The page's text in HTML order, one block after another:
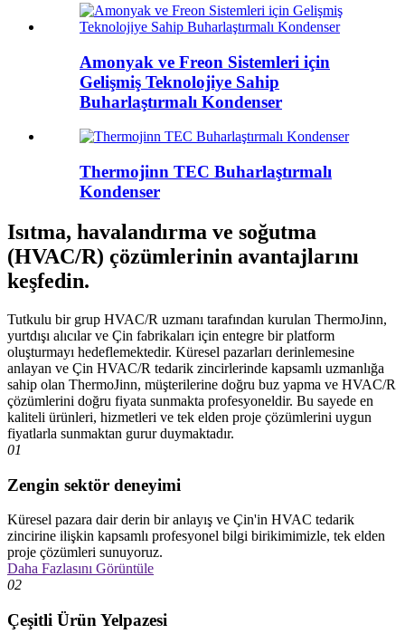
Amonyak ve Freon Sistemleri için
Gelişmiş Teknolojiye Sahip
Buharlaştırmalı Kondenser
Thermojinn TEC Buharlaştırmalı
Kondenser
Isıtma, havalandırma ve soğutma
(HVAC/R) çözümlerinin avantajlarını
keşfedin.
Tutkulu bir grup HVAC/R uzmanı tarafından kurulan ThermoJinn,
yurtdışı alıcılar ve Çin fabrikaları için entegre bir platform
oluşturmayı hedeflemektedir. Küresel pazarları derinlemesine
anlayan ve Çin HVAC/R tedarik zincirlerinde kapsamlı uzmanlığa
sahip olan ThermoJinn, müşterilerine doğru buz yapma ve HVAC/R
çözümlerini doğru fiyata sunmakta profesyoneldir. Bu sayede en
kaliteli ürünleri, hizmetleri ve tek elden proje çözümlerini uygun
fiyatlarla sunmaktan gurur duymaktadır.
01
Zengin sektör deneyimi
Küresel pazara dair derin bir anlayış ve Çin'in HVAC tedarik
zincirine ilişkin kapsamlı profesyonel bilgi birikimimizle, tek elden
proje çözümleri sunuyoruz.
Daha Fazlasını Görüntüle
02
Çeşitli Ürün Yelpazesi